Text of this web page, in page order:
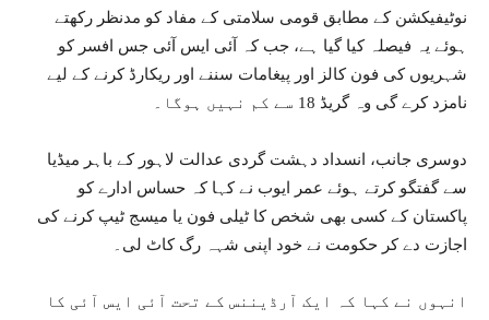
نوٹیفیکشن کے مطابق قومی سلامتی کے مفاد کو مدنظر رکھتے
ہوئے یہ فیصلہ کیا گیا ہے، جب کہ آئی ایس آئی جس افسر کو
شہریوں کی فون کالز اور پیغامات سننے اور ریکارڈ کرنے کے لیے
نامزد کرے گی وہ گریڈ 18 سے کم نہیں ہوگا۔
دوسری جانب، انسداد دہشت گردی عدالت لاہور کے باہر میڈیا
سے گفتگو کرتے ہوئے عمر ایوب نے کہا کہ حساس ادارے کو
پاکستان کے کسی بھی شخص کا ٹیلی فون یا میسج ٹیپ کرنے کی
اجازت دے کر حکومت نے خود اپنی شہہ رگ کاٹ لی۔
انہوں نے کہا کہ ایک آرڈیننس کے تحت آئی ایس آئی کا